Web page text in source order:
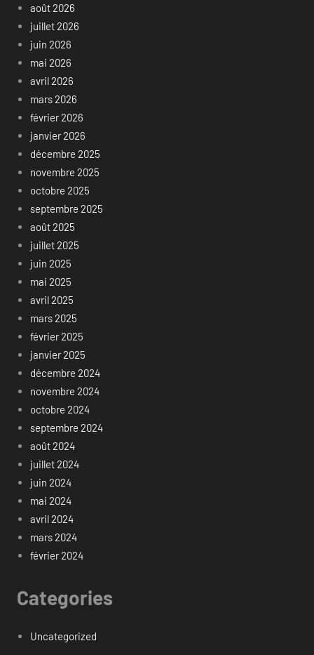
août 2026
juillet 2026
juin 2026
mai 2026
avril 2026
mars 2026
février 2026
janvier 2026
décembre 2025
novembre 2025
octobre 2025
septembre 2025
août 2025
juillet 2025
juin 2025
mai 2025
avril 2025
mars 2025
février 2025
janvier 2025
décembre 2024
novembre 2024
octobre 2024
septembre 2024
août 2024
juillet 2024
juin 2024
mai 2024
avril 2024
mars 2024
février 2024
Categories
Uncategorized